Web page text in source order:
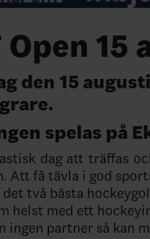
Open 15
den 15
spelas på
dag att träffas
Att få tävla i god
det två bästa
helst med ett
ingen partner så kan